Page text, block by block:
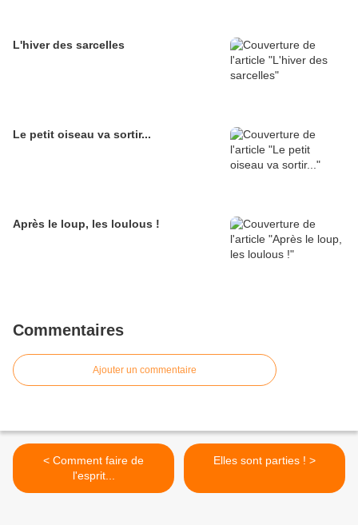
L'hiver des sarcelles
Le petit oiseau va sortir...
Après le loup, les loulous !
Commentaires
Ajouter un commentaire
< Comment faire de
l'esprit...
Elles sont parties ! >